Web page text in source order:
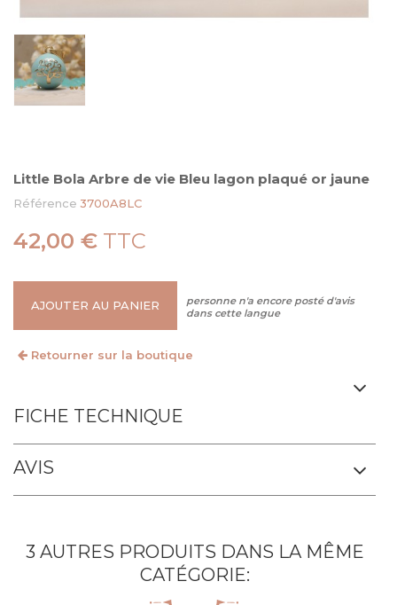
Little Bola Arbre de vie Bleu lagon plaqué or jaune
Référence 3700A8LC
42,00 € TTC
AJOUTER AU PANIER
personne n'a encore posté d'avis
dans cette langue
Retourner sur la boutique
FICHE TECHNIQUE
AVIS
3 AUTRES PRODUITS DANS LA MÊME
CATÉGORIE: